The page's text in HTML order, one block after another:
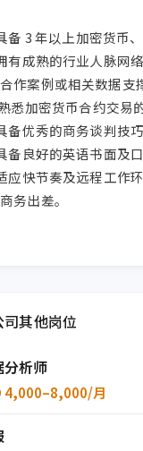
备 3 年以上加密货币
有成熟的行业人脉网
作案例或相关数据支
悉加密货币合约交易
备优秀的商务谈判技
备良好的英语书面及
应快节奏及远程工作
务出差。
司其他岗位
分析师
4,000–8,000/月